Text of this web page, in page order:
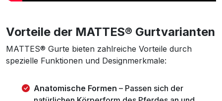
Vorteile der MATTES® Gurtvarianten
MATTES® Gurte bieten zahlreiche Vorteile durch
spezielle Funktionen und Designmerkmale:
Anatomische Formen – Passen sich der